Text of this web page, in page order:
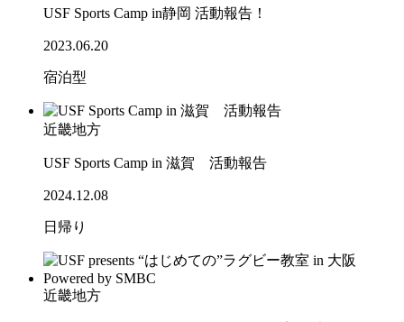
USF Sports Camp in静岡 活動報告！
2023.06.20
宿泊型
近畿地方
USF Sports Camp in 滋賀 活動報告
2024.12.08
日帰り
近畿地方